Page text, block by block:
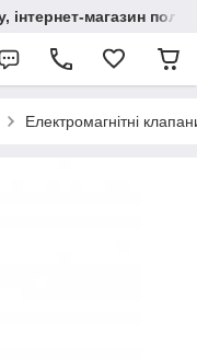
магазин
Електромагнітні